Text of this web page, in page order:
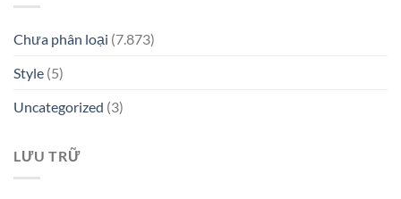
Chưa phân loại (7.873)
Style (5)
Uncategorized (3)
LƯU TRỮ